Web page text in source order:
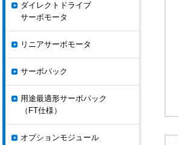
ダイレクトドライブ
サーボモータ
リニアサーボモータ
サーボパック
用途最適形サーボパック
（FT仕様）
オプションモジュール